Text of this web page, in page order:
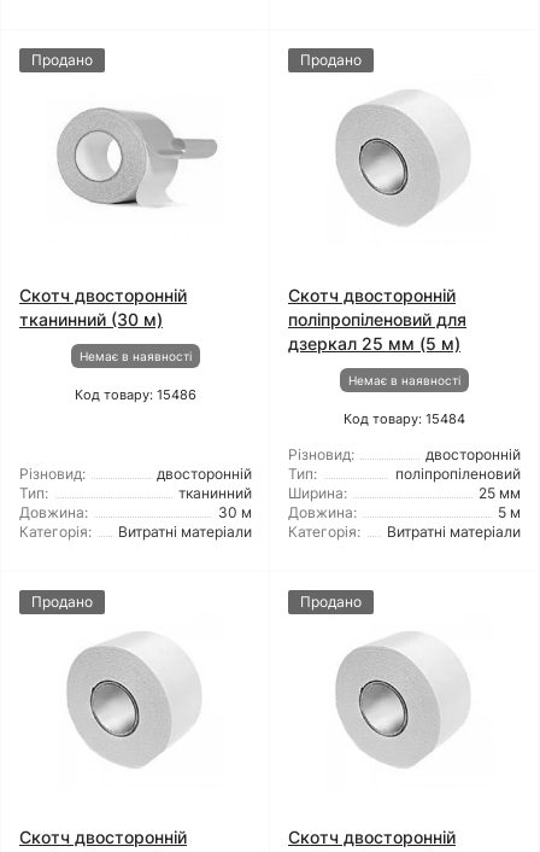
Продано
Скотч двосторонній
тканинний (30 м)
Немає в наявності
Код товару: 15486
Різновид:
двосторонній
Тип:
тканинний
Довжина:
30 м
Категорія:
Витратні матеріали
Продано
Скотч двосторонній
поліпропіленовий для
дзеркал 25 мм (5 м)
Немає в наявності
Код товару: 15484
Різновид:
двосторонній
Тип:
поліпропіленовий
Ширина:
25 мм
Довжина:
5 м
Категорія:
Витратні матеріали
Продано
Скотч двосторонній
Продано
Скотч двосторонній